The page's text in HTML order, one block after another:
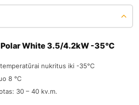
White 3.5/4.2kW -35°C
nukritus iki -35°C
8 ℃
30 – 40 kv.m.